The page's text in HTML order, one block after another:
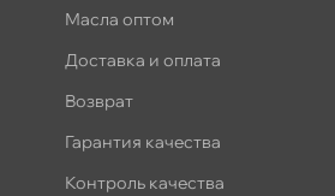
Масла оптом
Доставка и оплата
озврат
Гарантия качества
Контроль качества